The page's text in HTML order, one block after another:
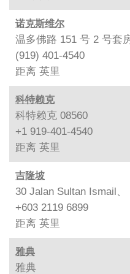
诺克斯维尔
温多佛路 151 号 2 号套
(919) 401-4540
距离 英里
科特赖克
科特赖克 08560
+1 919-401-4540
距离 英里
吉隆坡
30 Jalan Sultan Ismail
+603 2119 6899
距离 英里
雅典
雅典